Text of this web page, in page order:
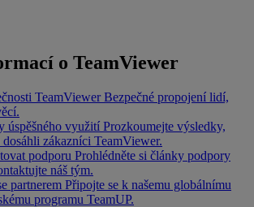
o TeamViewer
TeamViewer Bezpečné propojení lidí,
úspěšného využití Prozkoumejte výsledky,
zákazníci TeamViewer.
podporu Prohlédněte si články podpory
náš tým.
partnerem Připojte se k našemu globálnímu
programu TeamUP.